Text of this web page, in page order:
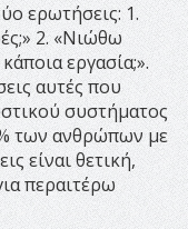
ερωτήσεις: 1.
2. «Νιώθω
εργασία;».
αυτές που
συστήματος
των ανθρώπων με
είναι θετική,
περαιτέρω